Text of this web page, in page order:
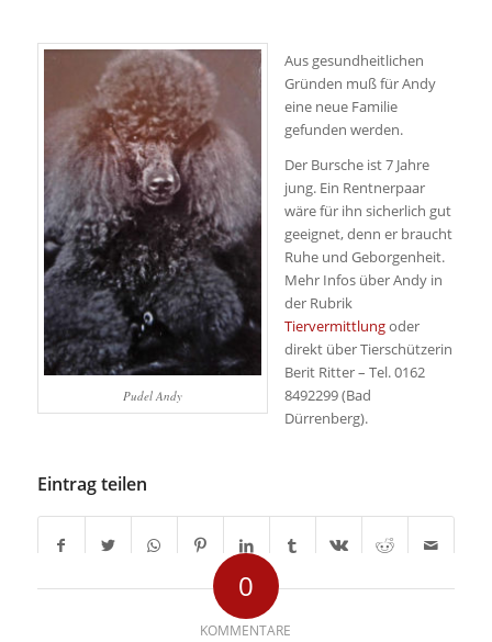
Pudel Andy
Aus gesundheitlichen
Gründen muß für Andy
eine neue Familie
gefunden werden.
Der Bursche ist 7 Jahre
jung. Ein Rentnerpaar
wäre für ihn sicherlich gut
geeignet, denn er braucht
Ruhe und Geborgenheit.
Mehr Infos über Andy in
der Rubrik
Tiervermittlungoder
direkt über Tierschützerin
Berit Ritter – Tel. 0162
8492299 (Bad
Dürrenberg).
Eintrag teilen
0
KOMMENTARE